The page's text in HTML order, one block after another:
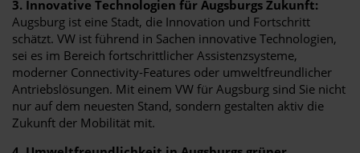
3. Innovative Technologien für Augsburgs Zukunft:
Augsburg ist eine Stadt, die Innovation und Fortschritt
schätzt. VW ist führend in Sachen innovative Technologien,
sei es im Bereich fortschrittlicher Assistenzsysteme,
moderner Connectivity-Features oder umweltfreundlicher
Antriebslösungen. Mit einem VW für Augsburg sind Sie nicht
nur auf dem neuesten Stand, sondern gestalten aktiv die
Zukunft der Mobilität mit.